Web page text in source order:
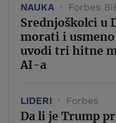
NAUKA Forbes
Srednjoškolci u
morati i
uvodi tri hitne
AI-a
LIDERI Forbes
Da li je Trump